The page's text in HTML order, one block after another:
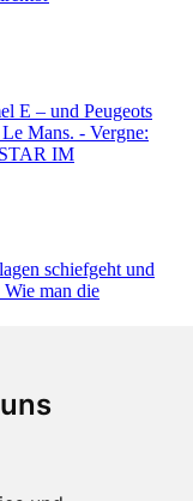
IM
(und wie nicht)